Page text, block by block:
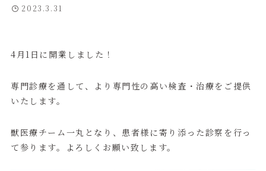
2023.3.31
4月1日に開業しました！
専門診療を通して、より専門性の高い検査・治療をご提供
いたします。
獣医療チーム一丸となり、患者様に寄り添った診察を行っ
て参ります。よろしくお願い致します。